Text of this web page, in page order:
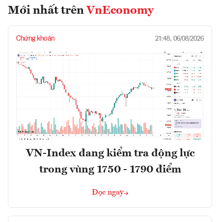
Mới nhất trên VnEconomy
Chứng khoán 21:48, 06/08/2026
VN-Index đang kiểm tra động lực
trong vùng 1750 - 1790 điểm
Đọc ngay